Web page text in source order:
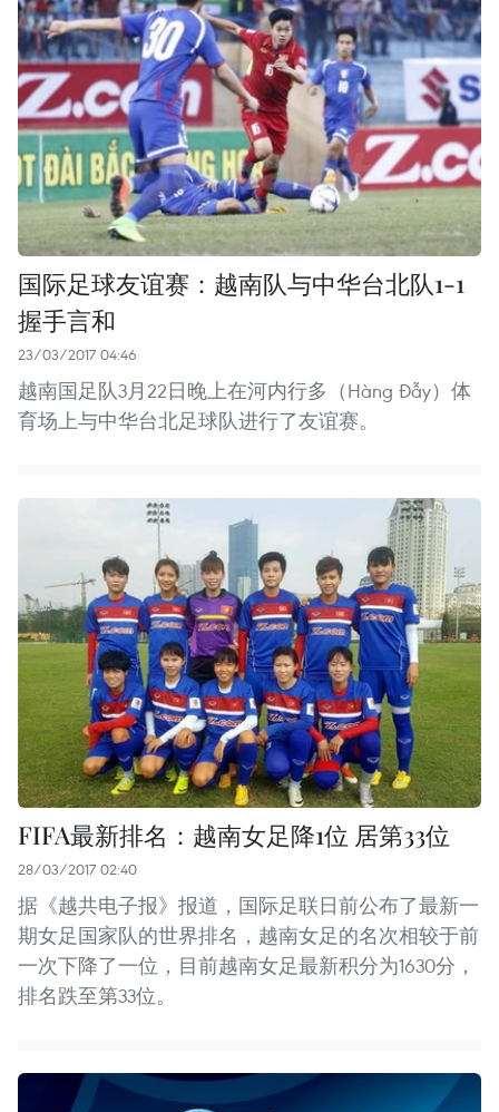
国际足球友谊赛：越南队与中华台北队1-1
握手言和
23/03/2017 04:46
越南国足队3月22日晚上在河内行多（Hàng Đẫy）体
育场上与中华台北足球队进行了友谊赛。
FIFA最新排名：越南女足降1位 居第33位
28/03/2017 02:40
据《越共电子报》报道，国际足联日前公布了最新一
期女足国家队的世界排名，越南女足的名次相较于前
一次下降了一位，目前越南女足最新积分为1630分，
排名跌至第33位。